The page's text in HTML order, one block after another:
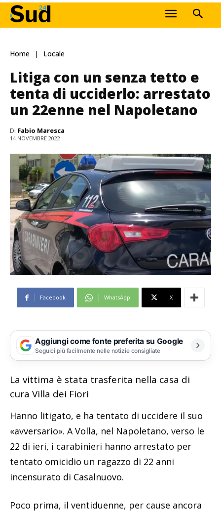
Home Locale
Litiga con un senza tetto e
tenta di ucciderlo: arrestato
un 22enne nel Napoletano
Di Fabio Maresca
14 NOVEMBRE 2022
Facebook WhatsApp X
Aggiungi come fonte preferita su Google
Seguici più facilmente nelle notizie consigliate
La vittima è stata trasferita nella casa di
cura Villa dei Fiori
Hanno litigato, e ha tentato di uccidere il suo
«avversario». A Volla, nel Napoletano, verso le
22 di ieri, i carabinieri hanno arrestato per
tentato omicidio un ragazzo di 22 anni
incensurato di Casalnuovo.
Poco prima, il ventiduenne, per cause ancora